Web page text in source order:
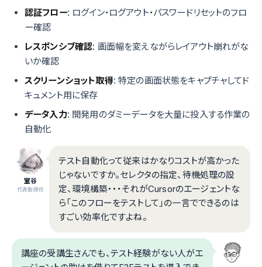
認証フロー: ログイン・ログアウト・パスワードリセットのフロ
ー確認
レスポンシブ確認: 画面幅を変えながらレイアウト崩れがな
いか確認
スクリーンショット取得: 特定の画面状態をキャプチャしてド
キュメント用に保存
データ入力: 開発用のダミーデータを大量に投入する作業の
自動化
室谷
代表取締役
テスト自動化って従来はかなりコストが高かった
じゃないですか。セレクタの指定、待機処理の設
定、環境構築・・・それがCursorのエージェントな
ら「このフローをテストして」の一言でできるのは
すごい効率化ですよね。
講座の受講生さんでも、テスト経験がない人がエ